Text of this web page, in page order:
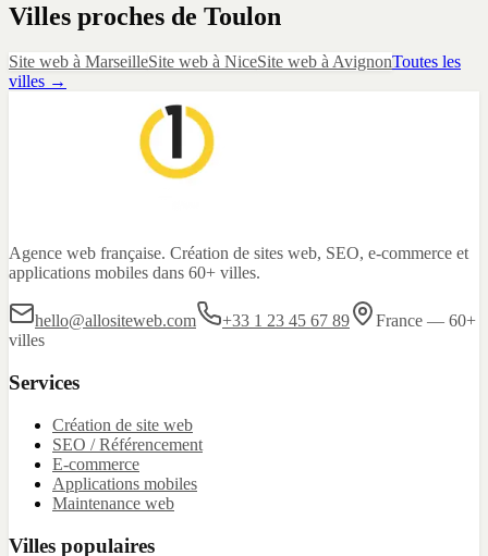
Villes proches de Toulon
Site web à MarseilleSite web à NiceSite web àAvignonToutes les
villes →
Agence web française. Création de sites web, SEO, e-commerce et
applications mobiles dans 60+ villes.
hello@allositeweb.com +33 1 23 45 67 89
France — 60+
villes
Services
Création de site web
SEO / Référencement
E-commerce
Applications mobiles
Maintenance web
Villes populaires